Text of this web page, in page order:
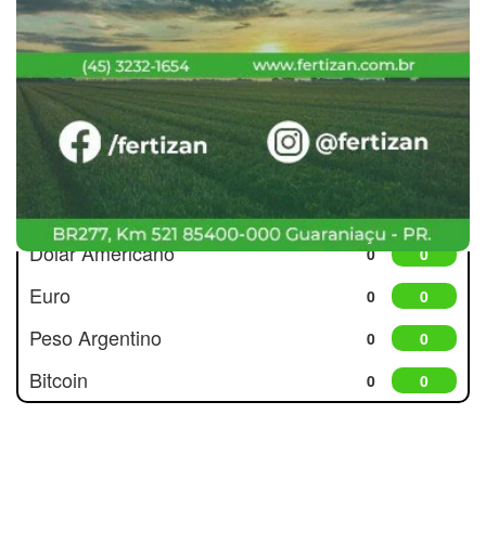
Cotações
Dólar Americano 0 0
Euro 0 0
Peso Argentino 0 0
Bitcoin 0 0